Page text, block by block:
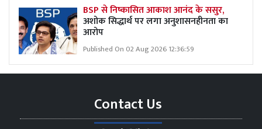
BSP से निष्कासित आकाश आनंद के ससुर,
अशोक सिद्धार्थ पर लगा अनुशासनहीनता का
आरोप
Published On 02 Aug 2026 12:36:59
Contact Us